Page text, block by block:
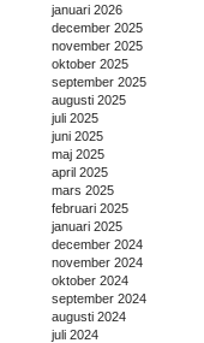
januari 2026
december 2025
november 2025
oktober 2025
september 2025
augusti 2025
juli 2025
juni 2025
maj 2025
april 2025
mars 2025
februari 2025
januari 2025
december 2024
november 2024
oktober 2024
september 2024
augusti 2024
juli 2024